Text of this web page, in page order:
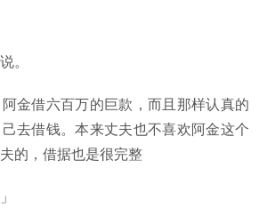
。
金借六百万的巨款，而且那样认真的
去借钱。本来丈夫也不喜欢阿金这个
的，借据也是很完整